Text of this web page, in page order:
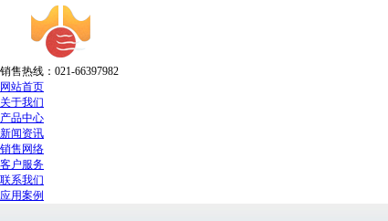
销售热线：021-66397982
网站首页
关于我们
产品中心
新闻资讯
销售网络
客户服务
联系我们
应用案例